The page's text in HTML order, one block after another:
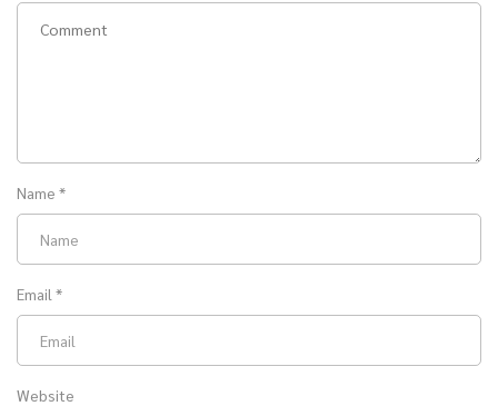
Name *
Email *
Website